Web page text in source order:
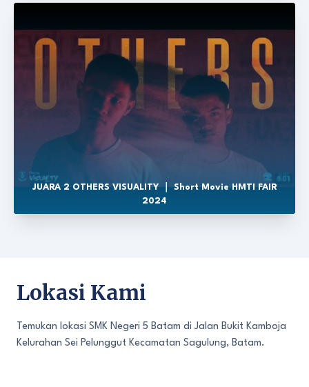
JUARA 2 OTHERS VISUALITY ｜ Short Movie HMTI FAIR
2024
Lokasi Kami
Temukan lokasi SMK Negeri 5 Batam di Jalan Bukit Kamboja
Kelurahan Sei Pelunggut Kecamatan Sagulung, Batam.